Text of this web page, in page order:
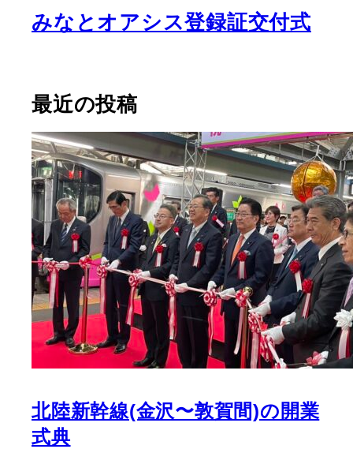
みなとオアシス登録証交付式
最近の投稿
北陸新幹線(金沢〜敦賀間)の開業
式典